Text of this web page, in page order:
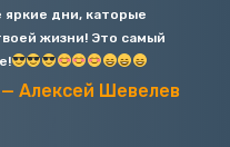
яркие дни, каторые
жизни! Это самый
— Алексей Шевелев